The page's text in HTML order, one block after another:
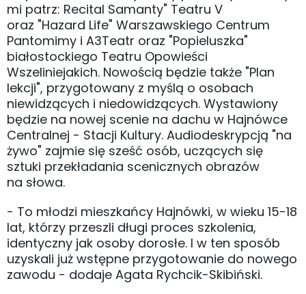
mi patrz: Recital Samanty" Teatru V
oraz "Hazard Life" Warszawskiego Centrum
Pantomimy i A3Teatr oraz "Popieluszka"
białostockiego Teatru Opowieści
Wszeliniejakich. Nowością będzie także "Plan
lekcji", przygotowany z myślą o osobach
niewidzących i niedowidzących. Wystawiony
będzie na nowej scenie na dachu w Hajnówce
Centralnej - Stacji Kultury. Audiodeskrypcją "na
żywo" zajmie się sześć osób, uczących się
sztuki przekładania scenicznych obrazów
na słowa.
- To młodzi mieszkańcy Hajnówki, w wieku 15-18
lat, którzy przeszli długi proces szkolenia,
identyczny jak osoby dorosłe. I w ten sposób
uzyskali już wstępne przygotowanie do nowego
zawodu - dodaje Agata Rychcik-Skibiński.